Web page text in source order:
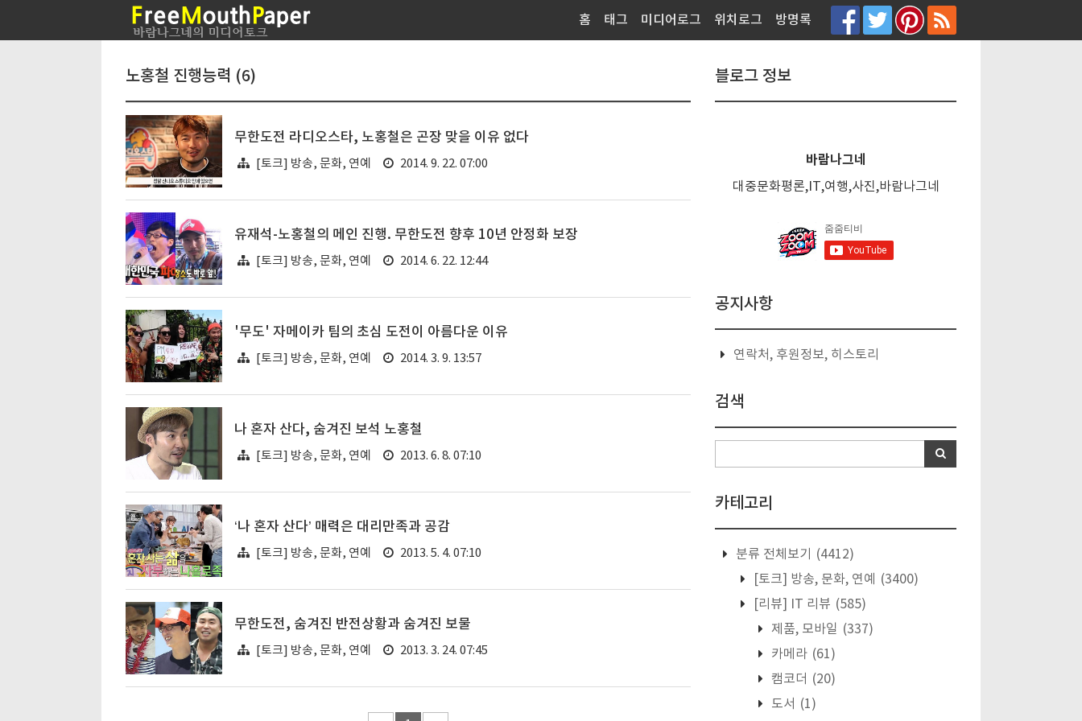
홈 태그 미디어로그 위치로그 방명록
노홍철 진행능력 (6)
무한도전 라디오스타, 노홍철은 곤장 맞을 이유 없다
[토크] 방송, 문화, 연예 2014. 9. 22. 07:00
유재석-노홍철의 메인 진행. 무한도전 향후 10년 안정화 보장
[토크] 방송, 문화, 연예 2014. 6. 22. 12:44
'무도' 자메이카 팀의 초심 도전이 아름다운 이유
[토크] 방송, 문화, 연예 2014. 3. 9. 13:57
나 혼자 산다, 숨겨진 보석 노홍철
[토크] 방송, 문화, 연예 2013. 6. 8. 07:10
‘나 혼자 산다’ 매력은 대리만족과 공감
[토크] 방송, 문화, 연예 2013. 5. 4. 07:10
무한도전, 숨겨진 반전상황과 숨겨진 보물
[토크] 방송, 문화, 연예 2013. 3. 24. 07:45
블로그 정보
바람나그네
대중문화평론,IT,여행,사진,바람나그네
공지사항
연락처, 후원정보, 히스토리
검색
카테고리
분류 전체보기
(4412)
[토크] 방송, 문화, 연예
(3400)
[리뷰] IT 리뷰 (585)
제품, 모바일 (337)
카메라 (61)
캠코더 (20)
도서 (1)